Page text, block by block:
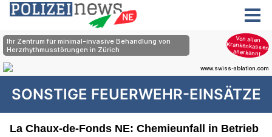
SONSTIGE FEUERWEHR-EINSÄTZE
La Chaux-de-Fonds NE: Chemieunfall in Betrieb